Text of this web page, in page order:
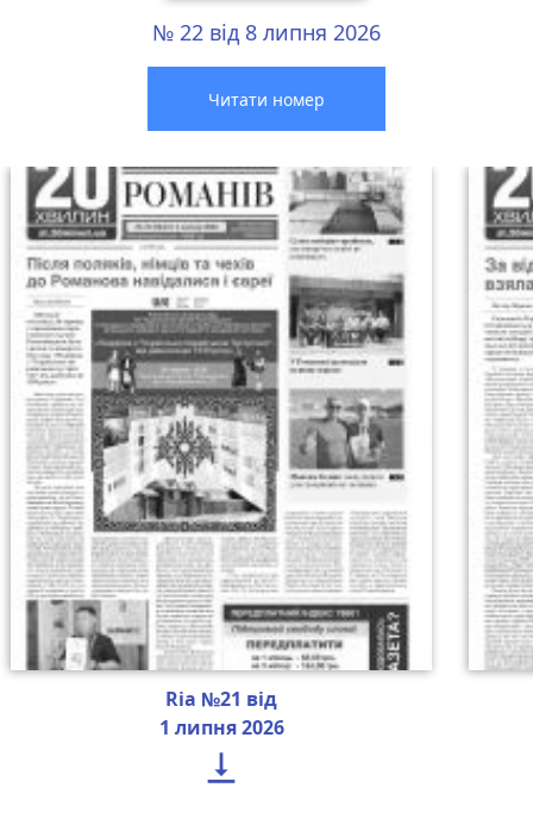
№ 22 від 8 липня 2026
Читати номер
Ria №21 від
1 липня 2026
